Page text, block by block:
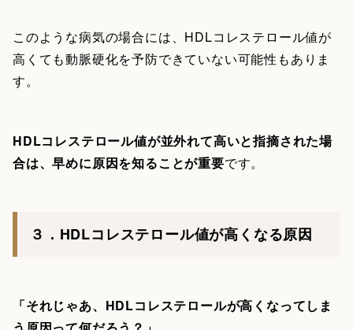
このような病気の場合には、HDLコレステロール値が
高くても動脈硬化を予防できていない可能性もありま
す。
HDLコレステロール値が並外れて高いと指摘された場
合は、早めに原因を知ることが重要です。
３．HDLコレステロール値が高くなる原因
「それじゃあ、HDLコレステロールが高くなってしま